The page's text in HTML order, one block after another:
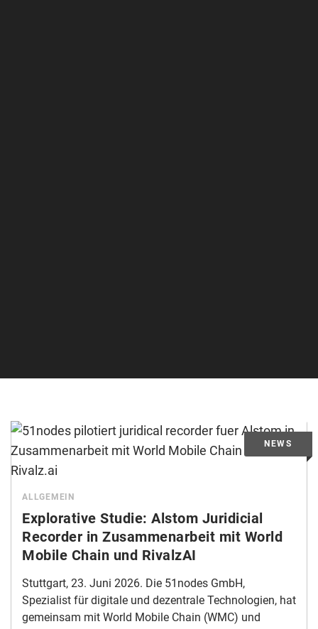
ALLGEMEIN
Explorative Studie: Alstom Juridicial
Recorder in Zusammenarbeit mit World
Mobile Chain und RivalzAI
Stuttgart, 23. Juni 2026. Die 51nodes GmbH,
Spezialist für digitale und dezentrale Technologien, hat
gemeinsam mit World Mobile Chain (WMC) und